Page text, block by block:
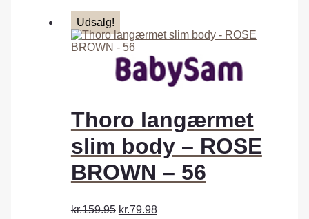
Udsalg!
Thoro langærmet
slim body – ROSE
BROWN – 56
kr.159.95 kr.79.98